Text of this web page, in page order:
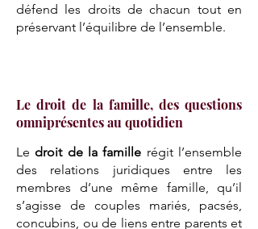
défend les droits de chacun tout en
préservant l’équilibre de l’ensemble.
Le droit de la famille, des questions
omniprésentes au quotidien
Ledroit de la famille régit l’ensemble
des relations juridiques entre les
membres d’une même famille, qu’il
s’agisse de couples mariés, pacsés,
concubins, ou de liens entre parents et